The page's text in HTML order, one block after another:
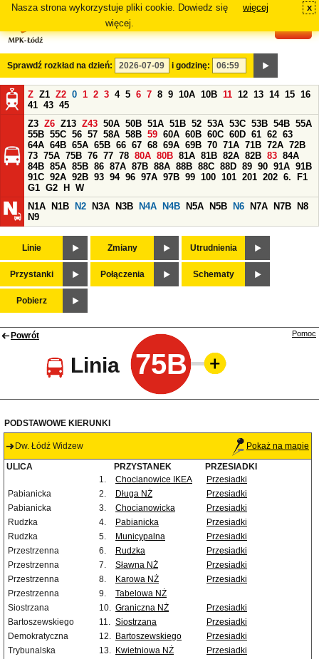
Nasza strona wykorzystuje pliki cookie. Dowiedz się
więcej.
więcej x
Sprawdź rozkład na dzień: i godzinę:
Z Z1 Z2 0 1 2 3 4 5 6 7 8 9 10A 10B 11 12 13 14 15 16
41 43 45
Z3 Z6 Z13 Z43 50A 50B 51A 51B 52 53A 53C 53B 54B 55A
55B 55C 56 57 58A 58B 59 60A 60B 60C 60D 61 62 63
64A 64B 65A 65B 66 67 68 69A 69B 70 71A 71B 72A 72B
73 75A 75B 76 77 78 80A 80B 81A 81B 82A 82B 83 84A
84B 85A 85B 86 87A 87B 88A 88B 88C 88D 89 90 91A 91B
91C 92A 92B 93 94 96 97A 97B 99 100 101 201 202 6.
F1
G1 G2 H
W
N1A
N1B N2 N3A N3B N4A N4B N5A N5B N6 N7A N7B
N8
N9
Linie Zmiany Utrudnienia
Przystanki Połączenia Schematy
Pobierz
Powrót
Linia 75B
Pomoc
PODSTAWOWE KIERUNKI
Dw. Łódź Widzew Pokaż na mapie
ULICA PRZYSTANEK
PRZESIADKI
1.
Chocianowice IKEA
Przesiadki
Pabianicka
2. Długa NŻ
Przesiadki
Pabianicka
3. Chocianowicka
Przesiadki
Rudzka
4. Pabianicka
Przesiadki
Rudzka
5. Municypalna
Przesiadki
Przestrzenna
6. Rudzka
Przesiadki
Przestrzenna
7. Sławna NŻ
Przesiadki
Przestrzenna
8. Karowa NŻ
Przesiadki
Przestrzenna
9.
Tabelowa NŻ
Siostrzana
10. Graniczna NŻ
Przesiadki
Bartoszewskiego
11. Siostrzana
Przesiadki
Demokratyczna
12. Bartoszewskiego
Przesiadki
Trybunalska
13. Kwietniowa NŻ
Przesiadki